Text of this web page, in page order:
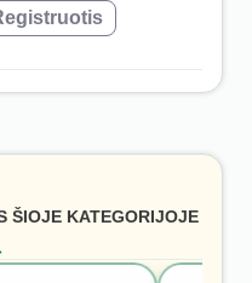
ŠIOJE KATEGORIJOJE